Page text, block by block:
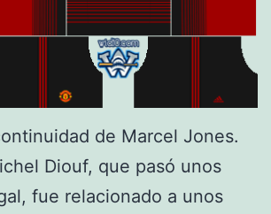
de Marcel Jones.
Diouf, que pasó unos
fue relacionado a unos